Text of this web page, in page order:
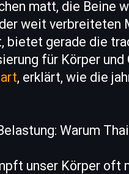
matt, die Beine
weit verbreiteten
bietet gerade die
für Körper und
, erklärt, wie die
Warum
unser Körper oft